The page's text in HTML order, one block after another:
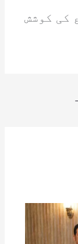
کی کوشش